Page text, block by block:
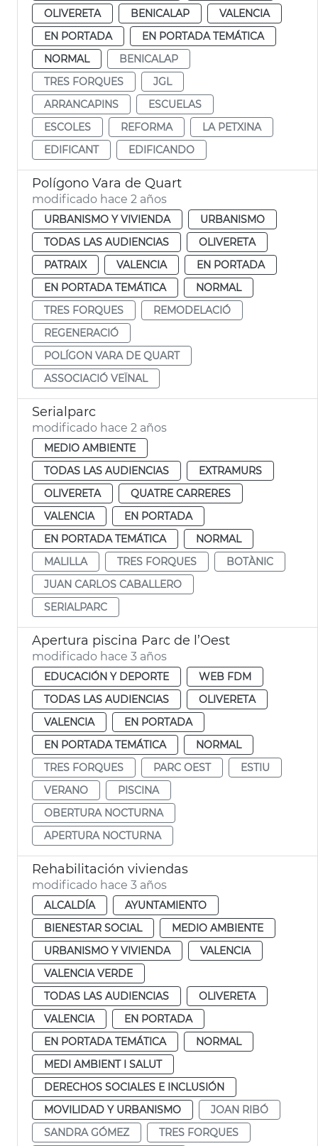
OLIVERETA BENICALAP
VALENCIA
EN PORTADA
EN PORTADA TEMÁTICA
NORMAL
BENICALAP
TRES FORQUES
JGL
ARRANCAPINS
ESCUELAS
ESCOLES
REFORMA
LA PETXINA
EDIFICANT
EDIFICANDO
Polígono Vara de Quart
modificado hace 2 años
URBANISMO Y VIVIENDA
URBANISMO
TODAS LAS AUDIENCIAS
OLIVERETA
PATRAIX
VALENCIA
EN PORTADA
EN PORTADA TEMÁTICA
NORMAL
TRES FORQUES
REMODELACIÓ
REGENERACIÓ
POLÍGON VARA DE QUART
ASSOCIACIÓ VEÏNAL
Serialparc
modificado hace 2 años
MEDIO AMBIENTE
TODAS LAS AUDIENCIAS
EXTRAMURS
OLIVERETA
QUATRE CARRERES
VALENCIA
EN PORTADA
EN PORTADA TEMÁTICA
NORMAL
MALILLA
TRES FORQUES
BOTÀNIC
JUAN CARLOS CABALLERO
SERIALPARC
Apertura piscina Parc de l’Oest
modificado hace 3 años
EDUCACIÓN Y DEPORTE
WEB FDM
TODAS LAS AUDIENCIAS
OLIVERETA
VALENCIA
EN PORTADA
EN PORTADA TEMÁTICA
NORMAL
TRES FORQUES
PARC OEST
ESTIU
VERANO
PISCINA
OBERTURA NOCTURNA
APERTURA NOCTURNA
Rehabilitación viviendas
modificado hace 3 años
ALCALDÍA
AYUNTAMIENTO
BIENESTAR SOCIAL
MEDIO AMBIENTE
URBANISMO Y VIVIENDA
VALENCIA
VALENCIA VERDE
TODAS LAS AUDIENCIAS
OLIVERETA
VALENCIA
EN PORTADA
EN PORTADA TEMÁTICA
NORMAL
MEDI AMBIENT I SALUT
DERECHOS SOCIALES E INCLUSIÓN
MOVILIDAD Y URBANISMO
JOAN RIBÓ
SANDRA GÓMEZ
TRES FORQUES